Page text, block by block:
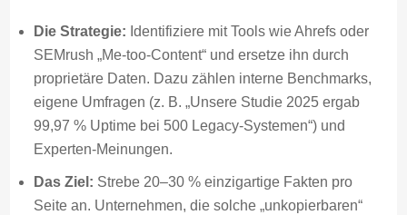
Die Strategie: Identifiziere mit Tools wie Ahrefs oder
SEMrush „Me-too-Content“ und ersetze ihn durch
proprietäre Daten. Dazu zählen interne Benchmarks,
eigene Umfragen (z. B. „Unsere Studie 2025 ergab
99,97 % Uptime bei 500 Legacy-Systemen“) und
Experten-Meinungen.
Das Ziel: Strebe 20–30 % einzigartige Fakten pro
Seite an. Unternehmen, die solche „unkopierbaren“